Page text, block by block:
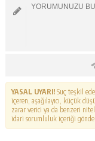
YASAL UYARI!Suç teşkil
içeren, aşağılayıcı, küçük
zarar verici ya da benzeri
idari sorumluluk içeriği